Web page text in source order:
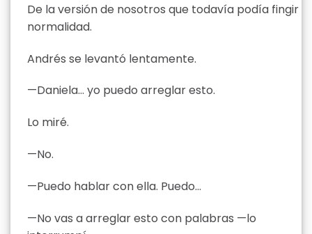
De la versión de nosotros que todavía podía fingir
normalidad.
Andrés se levantó lentamente.
—Daniela… yo puedo arreglar esto.
Lo miré.
—No.
—Puedo hablar con ella. Puedo…
—No vas a arreglar esto con palabras —lo